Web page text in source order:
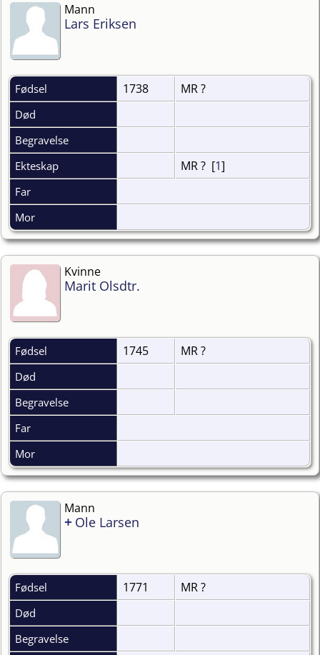
Mann
Lars Eriksen
Fødsel 1738 MR ?
Død
Begravelse
Ekteskap
MR ? [1]
Far
Mor
Kvinne
Marit Olsdtr.
Fødsel 1745 MR ?
Død
Begravelse
Far
Mor
Mann
+ Ole Larsen
Fødsel 1771 MR ?
Død
Begravelse